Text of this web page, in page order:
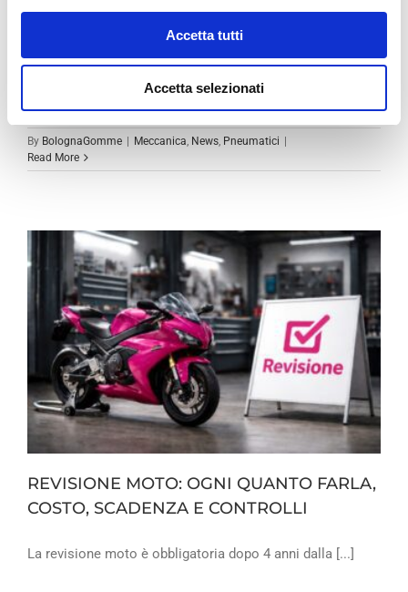
Accetta tutti
Accetta selezionati
MULTA REVISIONE SCADUTA: IMPORTO,
SANZIONI E COME AGIRE
La revisione auto scaduta non è solo una questione [...]
By BolognaGomme Meccanica, News, Pneumatici
Read More
REVISIONE MOTO: OGNI QUANTO FARLA,
COSTO, SCADENZA E CONTROLLI
La revisione moto è obbligatoria dopo 4 anni dalla [...]